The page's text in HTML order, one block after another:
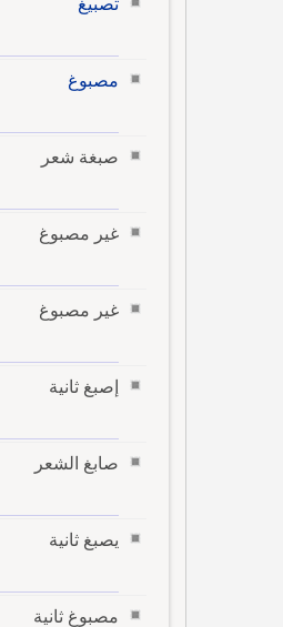
مصبوغ
صبغة شعر
غير مصبوغ
غير مصبوغ
إصبغ ثانية
صابغ الشعر
يصبغ ثانية
مصبوغ ثانية